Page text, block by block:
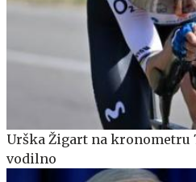
Urška Žigart na kronometru
vodilno